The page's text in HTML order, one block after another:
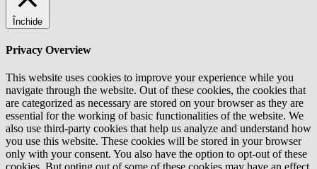
Închide
Privacy Overview
This website uses cookies to improve your experience while you
navigate through the website. Out of these cookies, the cookies that
are categorized as necessary are stored on your browser as they are
essential for the working of basic functionalities of the website. We
also use third-party cookies that help us analyze and understand how
you use this website. These cookies will be stored in your browser
only with your consent. You also have the option to opt-out of these